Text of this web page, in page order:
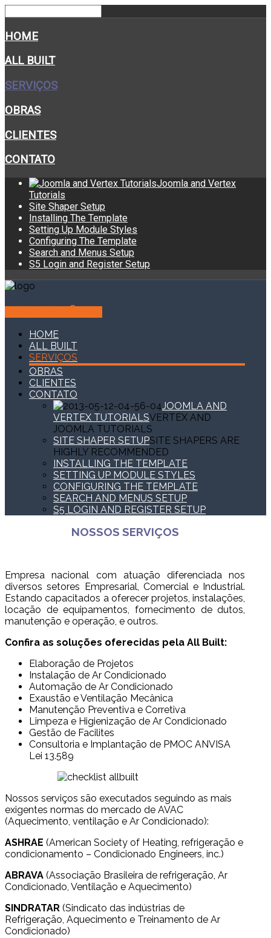
HOME
ALL BUILT
SERVIÇOS
OBRAS
CLIENTES
CONTATO
Joomla and Vertex
Tutorials
Site Shaper Setup
Installing The Template
Setting Up Module Styles
Configuring The Template
Search and Menus Setup
S5 Login and Register Setup
97154-6490
HOME
ALL BUILT
SERVIÇOS
OBRAS
CLIENTES
CONTATO
JOOMLA AND
VERTEX TUTORIALSVERTEX AND
JOOMLA TUTORIALS
SITE SHAPER SETUPSITE SHAPERS ARE
HIGHLY RECOMMENDED
INSTALLING THE TEMPLATE
SETTING UP MODULE STYLES
CONFIGURING THE TEMPLATE
SEARCH AND MENUS SETUP
S5 LOGIN AND REGISTER SETUP
NOSSOS SERVIÇOS
Empresa nacional com atuação diferenciada nos
diversos setores Empresarial, Comercial e Industrial.
Estando capacitados a oferecer projetos, instalações,
locação de equipamentos, fornecimento de dutos,
manutenção e operação, e outros.
Confira as soluções oferecidas pela All Built:
Elaboração de Projetos
Instalação de Ar Condicionado
Automação de Ar Condicionado
Exaustão e Ventilação Mecânica
Manutenção Preventiva e Corretiva
Limpeza e Higienização de Ar Condicionado
Gestão de Facilites
Consultoria e Implantação de PMOC ANVISA
Lei 13.589
Nossos serviços são executados seguindo as mais
exigentes normas do mercado de AVAC
(Aquecimento, ventilação e Ar Condicionado):
ASHRAE (American Society of Heating, refrigeração e
condicionamento – Condicionado Engineers, inc.)
ABRAVA (Associação Brasileira de refrigeração, Ar
Condicionado, Ventilação e Aquecimento)
SINDRATAR (Sindicato das indústrias de
Refrigeração, Aquecimento e Treinamento de Ar
Condicionado)